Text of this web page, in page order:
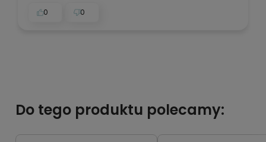
0
0
Do tego produktu polecamy: